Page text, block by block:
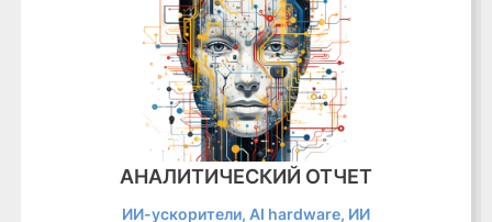
АНАЛИТИЧЕСКИЙ ОТЧЕТ
ИИ-ускорители, AI hardware, ИИ